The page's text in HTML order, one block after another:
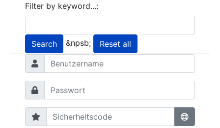
Filter by keyword...:
Search &npsb; Reset all